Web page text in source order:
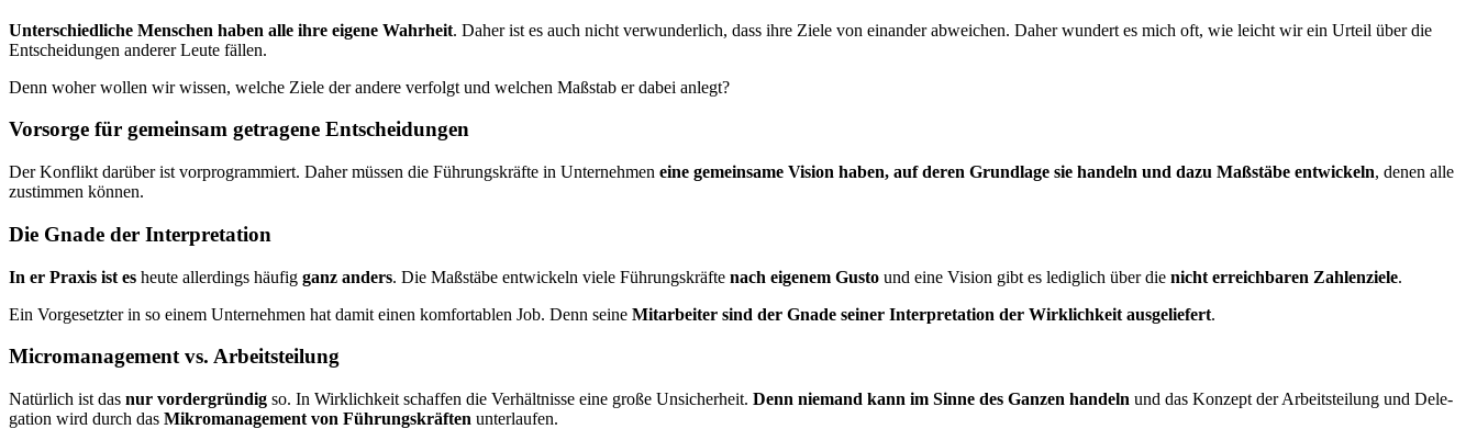
Unterschiedliche Menschen haben alle ihre eigene Wahrheit. Daher ist es auch nicht verwunderlich, dass ihre Ziele von einander abweichen. Daher wundert es mich oft, wie leicht wir ein Urteil über die
Entscheidungen anderer Leute fällen.
Denn woher wollen wir wissen, welche Ziele der andere verfolgt und welchen Maßstab er dabei anlegt?
Vorsorge für gemeinsam getragene Entscheidungen
Der Konflikt darüber ist vorprogrammiert. Daher müssen die Führungskräfte in Unternehmen eine gemeinsame Vision haben, auf deren Grundlage sie handeln und dazu Maßstäbe entwickeln, denen alle
zustimmen können.
Die Gnade der Interpretation
In er Praxis ist es heute allerdings häufig ganz anders. Die Maßstäbe entwickeln viele Führungskräfte nach eigenem Gusto und eine Vision gibt es lediglich über die nicht erreichbaren Zahlenziele.
Ein Vorgesetzter in so einem Unternehmen hat damit einen komfortab­len Job. Denn seine Mitarbeiter sind der Gnade seiner Inter­pre­ta­tion der Wirklichkeit ausgeliefert.
Micromanagement vs. Arbeitsteilung
Natürlich ist das nur vordergründig so. In Wirklichkeit schaffen die Verhältnisse eine große Unsicherheit. Denn niemand kann im Sinne des Ganzen handeln und das Konzept der Arbeitsteilung und Dele­
ga­tion wird durch das Mikromanagement von Führungskräften un­ter­lau­fen.